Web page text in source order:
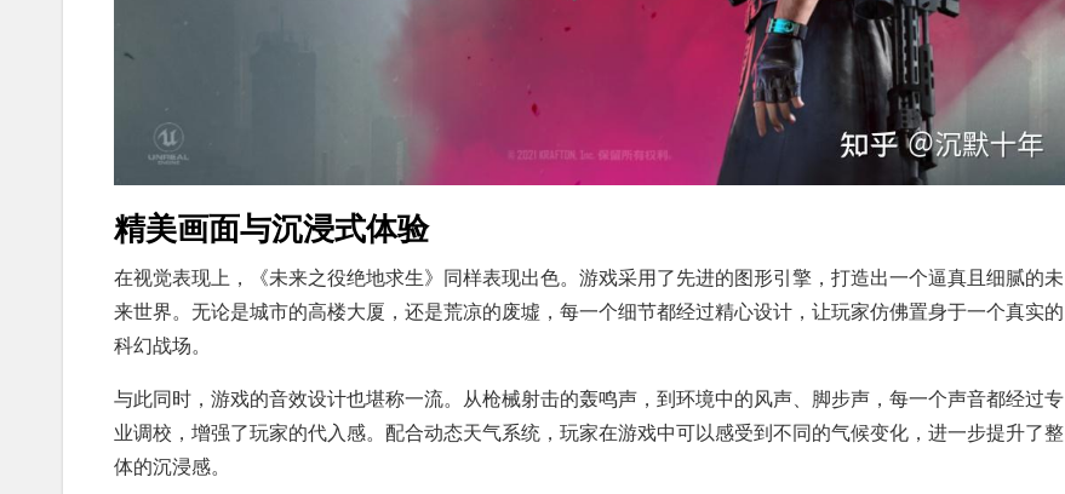
精美画面与沉浸式体验
在视觉表现上，《未来之役绝地求生》同样表现出色。游戏采用了先进的图形引擎，打造出一个逼真且细腻的未
来世界。无论是城市的高楼大厦，还是荒凉的废墟，每一个细节都经过精心设计，让玩家仿佛置身于一个真实的
科幻战场。
与此同时，游戏的音效设计也堪称一流。从枪械射击的轰鸣声，到环境中的风声、脚步声，每一个声音都经过专
业调校，增强了玩家的代入感。配合动态天气系统，玩家在游戏中可以感受到不同的气候变化，进一步提升了整
体的沉浸感。